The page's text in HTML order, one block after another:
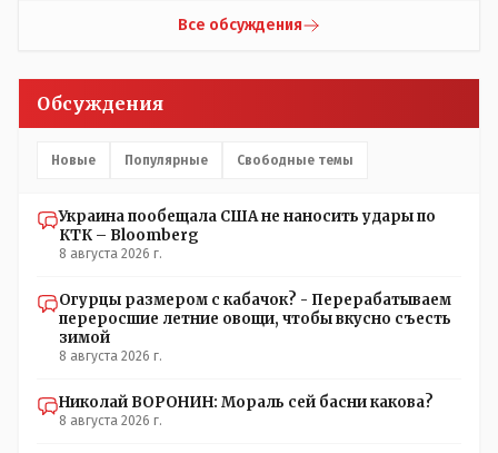
журналистов посмотреть, типа у нас всё хорошо,
на момент его доступа на объект Какие претензии могут
быть к журналисту? Все вопросы к учреждению если
они что-то там утаили нет начали поносить журналиста
разбогател и отжал у Василия самый крупный
Все обсуждения
Обсуждения
Новые Популярные Свободные темы
Украина пообещала США не наносить удары по
КТК – Bloomberg
8 августа 2026 г.
Огурцы размером с кабачок? - Перерабатываем
переросшие летние овощи, чтобы вкусно съесть
зимой
8 августа 2026 г.
Николай ВОРОНИН: Мораль сей басни какова?
8 августа 2026 г.